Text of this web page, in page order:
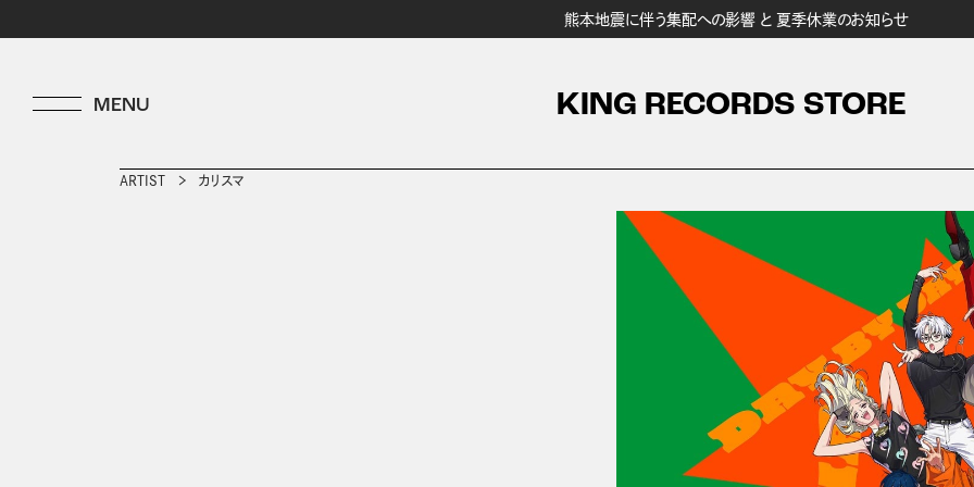
熊本地震に伴う集配への影響 と 夏季休業のお知らせ
KING RECORDS STORE
ARTIST カリスマ